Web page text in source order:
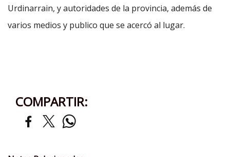
Urdinarrain, y autoridades de la provincia, además de
varios medios y publico que se acercó al lugar.
COMPARTIR: